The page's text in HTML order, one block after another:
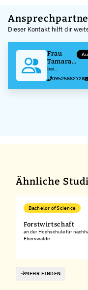
+
−
Dieser Kontakt hilft dir
Frau
Tamara
Müller
bei
FRÄNKISCHE
Rohrwerke
Gebr.
09525882728
Ähnliche
Bachelor of Science
Forstwirtschaft
an der Hochschule für
Eberswalde
MEHR FINDEN